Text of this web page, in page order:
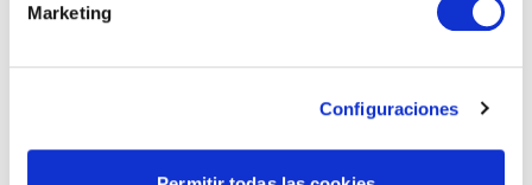
Marketing
Configuraciones